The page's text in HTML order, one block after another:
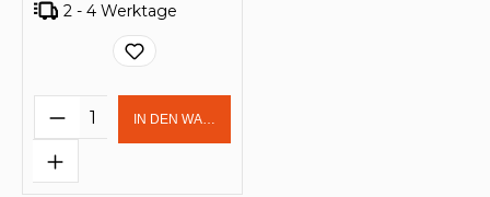
2 - 4 Werktage
Produkt Anzahl: Gib den
IN DEN WARENKORB